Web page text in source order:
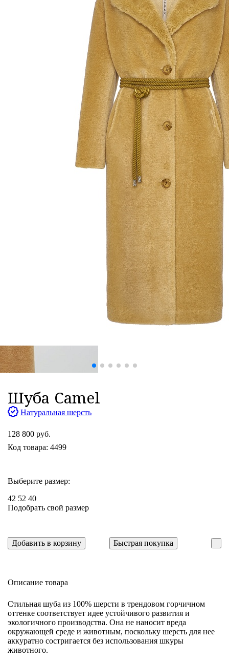
Шуба Camel
Натуральная шерсть
128 800 руб.
Код товара: 4499
Выберите размер:
42 52 40
Подобрать свой размер
Добавить в корзину Быстрая покупка
Описание товара
Стильная шуба из 100% шерсти в трендовом горчичном
оттенке соответствует идее устойчивого развития и
экологичного производства. Она не наносит вреда
окружающей среде и животным, поскольку шерсть для нее
аккуратно состригается без использования шкуры
животного.